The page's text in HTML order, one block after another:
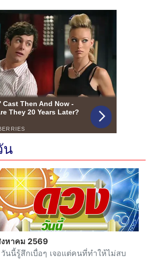
น
งหาคม 2569
วันนี้รู้สึกเบื่อๆ เจอแต่คนที่ทำให้ไม่สบ